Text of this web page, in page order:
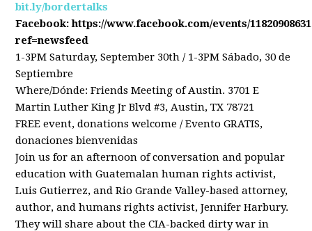
bit.ly/bordertalks
Facebook: https://www.facebook.com/events/
ref=newsfeed
1-3PM Saturday, September 30th / 1-3PM Sábado, 30 de
Septiembre
Where/Dónde: Friends Meeting of Austin. 3701 E
Martin Luther King Jr Blvd #3, Austin, TX 78721
FREE event, donations welcome / Evento GRATIS,
donaciones bienvenidas
Join us for an afternoon of conversation and popular
education with Guatemalan human rights activist,
Luis Gutierrez, and Rio Grande Valley-based attorney,
author, and humans rights activist, Jennifer Harbury.
They will share about theCIA-backed dirty war in